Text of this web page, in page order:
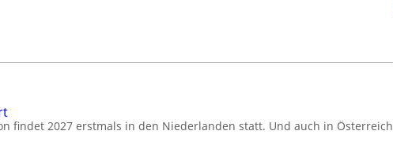
findet 2027 erstmals in den Niederlanden statt. Und auch in Österreich